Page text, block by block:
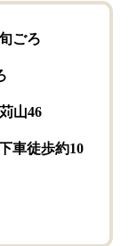
ごろ
山46
車徒歩約10